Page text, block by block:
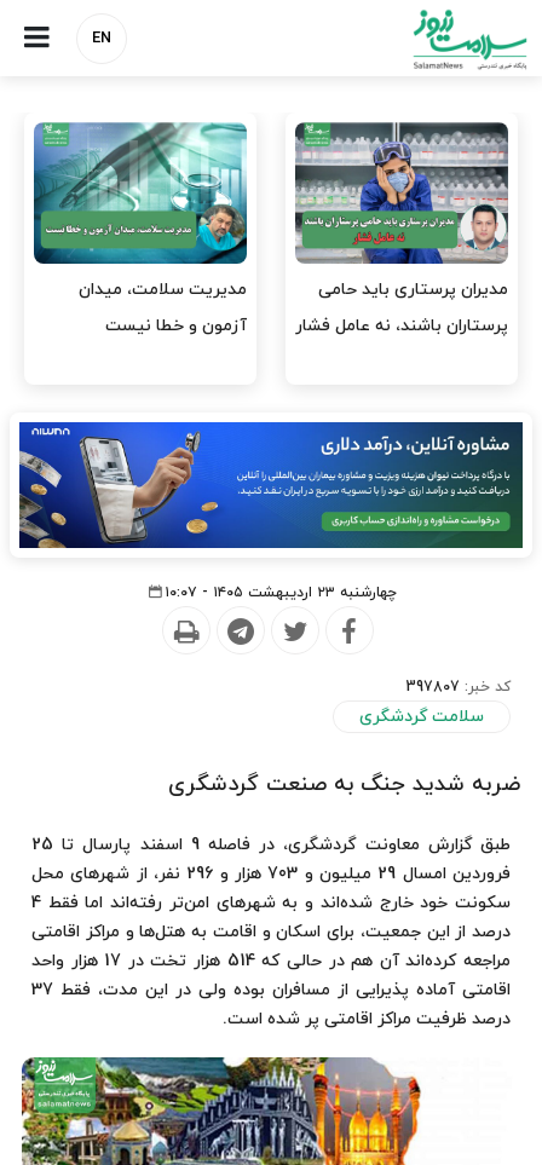
EN
مدیران پرستاری باید حامی
پرستاران باشند، نه عامل فشار
مدیریت سلامت، میدان
آزمون و خطا نیست
چهارشنبه ۲۳ اردیبهشت ۱۴۰۵ - ۱۰:۰۷
کد خبر: 397807
سلامت گردشگری
ضربه شدید جنگ به صنعت گردشگری
طبق گزارش معاونت گردشگری، در فاصله 9 اسفند پارسال تا 25
فروردین امسال 29 میلیون و 703 هزار و 296 نفر، از شهرهای محل
سکونت خود خارج شده‌اند و به شهرهای امن‌تر رفته‌اند اما فقط 4
درصد از این جمعیت، برای اسکان و اقامت به هتل‌ها و مراکز اقامتی
مراجعه کرده‌اند آن هم در حالی که 514 هزار تخت در 17 هزار واحد
اقامتی آماده پذیرایی از مسافران بوده ولی در این مدت، فقط 37
درصد ظرفیت مراکز اقامتی پر شده است.